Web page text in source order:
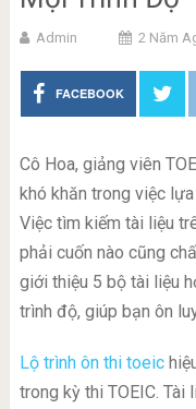
Admin 2 Năm
FACEBOOK
Cô Hoa, giảng viên
khó khăn trong việc
Việc tìm kiếm tài liệu
phải cuốn nào cũng
giới thiệu 5 bộ tài liệu
trình độ, giúp bạn ôn
Lộ trình ôn thi toeic
trong kỳ thi TOEIC. Tài